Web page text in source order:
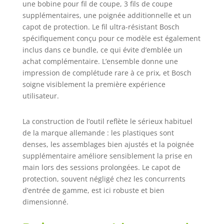
une bobine pour fil de coupe, 3 fils de coupe
supplémentaires, une poignée additionnelle et un
capot de protection. Le fil ultra-résistant Bosch
spécifiquement conçu pour ce modèle est également
inclus dans ce bundle, ce qui évite d’emblée un
achat complémentaire. L’ensemble donne une
impression de complétude rare à ce prix, et Bosch
soigne visiblement la première expérience
utilisateur.
La construction de l’outil reflète le sérieux habituel
de la marque allemande : les plastiques sont
denses, les assemblages bien ajustés et la poignée
supplémentaire améliore sensiblement la prise en
main lors des sessions prolongées. Le capot de
protection, souvent négligé chez les concurrents
d’entrée de gamme, est ici robuste et bien
dimensionné.